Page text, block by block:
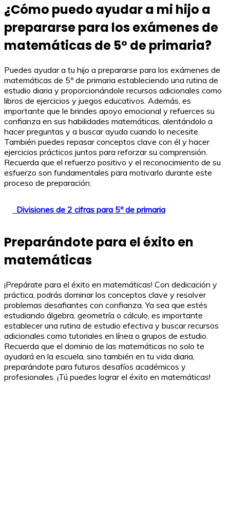
¿Cómo puedo ayudar a mi hijo a
prepararse para los exámenes de
matemáticas de 5º de primaria?
Puedes ayudar a tu hijo a prepararse para los exámenes de
matemáticas de 5º de primaria estableciendo una rutina de
estudio diaria y proporcionándole recursos adicionales como
libros de ejercicios y juegos educativos. Además, es
importante que le brindes apoyo emocional y refuerces su
confianza en sus habilidades matemáticas, alentándolo a
hacer preguntas y a buscar ayuda cuando lo necesite.
También puedes repasar conceptos clave con él y hacer
ejercicios prácticos juntos para reforzar su comprensión.
Recuerda que el refuerzo positivo y el reconocimiento de su
esfuerzo son fundamentales para motivarlo durante este
proceso de preparación.
Divisiones de 2 cifras para 5º de primaria
Preparándote para el éxito en
matemáticas
¡Prepárate para el éxito en matemáticas! Con dedicación y
práctica, podrás dominar los conceptos clave y resolver
problemas desafiantes con confianza. Ya sea que estés
estudiando álgebra, geometría o cálculo, es importante
establecer una rutina de estudio efectiva y buscar recursos
adicionales como tutoriales en línea o grupos de estudio.
Recuerda que el dominio de las matemáticas no solo te
ayudará en la escuela, sino también en tu vida diaria,
preparándote para futuros desafíos académicos y
profesionales. ¡Tú puedes lograr el éxito en matemáticas!